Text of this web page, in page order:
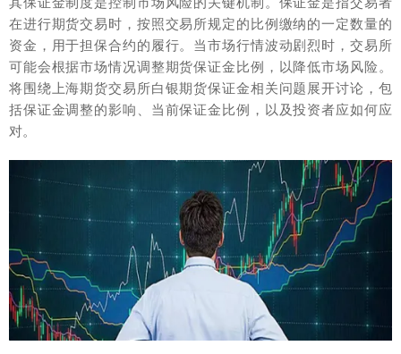
在进行期货交易时，按照交易所规定的比例缴纳的一定数量的
资金，用于担保合约的履行。当市场行情波动剧烈时，交易所
可能会根据市场情况调整期货保证金比例，以降低市场风险。
将围绕上海期货交易所白银期货保证金相关问题展开讨论，包
括保证金调整的影响、当前保证金比例，以及投资者应如何应
对。